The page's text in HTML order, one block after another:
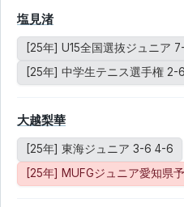
塩見渚
[25年] U15全国選抜ジュニア
[25年] 中学生テニス選手権 2-6
大越梨華
[25年] 東海ジュニア 3-6 4-6
[25年] MUFGジュニア愛知県